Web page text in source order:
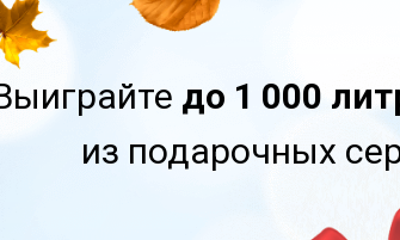
до 1 000
из подарочных